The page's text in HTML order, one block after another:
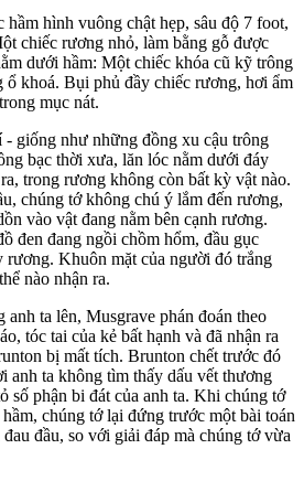
hình vuông chật hẹp, sâu độ 7 foot,
chiếc rương nhỏ, làm bằng gỗ được
dưới hầm: Một chiếc khóa cũ kỹ trông
ổ khoá. Bụi phủ đầy chiếc rương, hơi ẩm
mục nát.
giống như những đồng xu cậu trông
bạc thời xưa, lăn lóc nằm dưới đáy
trong rương không còn bất kỳ vật nào.
chúng tớ không chú ý lắm đến rương,
vào vật đang nằm bên cạnh rương.
đen đang ngồi chồm hổm, đầu gục
rương. Khuôn mặt của người đó trắng
nào nhận ra.
ta lên, Musgrave phán đoán theo
tóc tai của kẻ bất hạnh và đã nhận ra
bị mất tích. Brunton chết trước đó
anh ta không tìm thấy dấu vết thương
số phận bi đát của anh ta. Khi chúng tớ
chúng tớ lại đứng trước một bài toán
đầu, so với giải đáp mà chúng tớ vừa